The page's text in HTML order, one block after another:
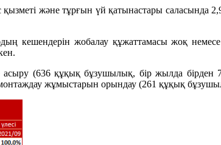
және тұрғын үй қатынастары саласында
жобалау құжаттамасы жоқ немесе
(636 құқық бұзушылық, бір жылда бірден
жұмыстарын орындау (261 құқық